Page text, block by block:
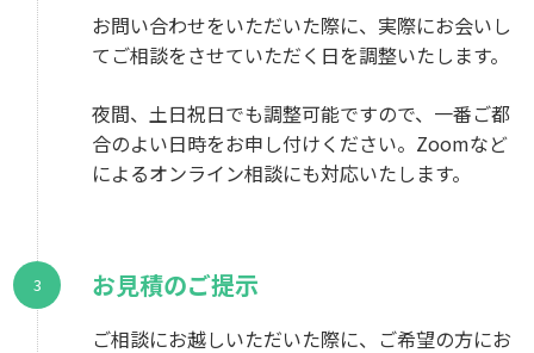
お問い合わせをいただいた際に、実際にお会いし
てご相談をさせていただく日を調整いたします。
夜間、土日祝日でも調整可能ですので、一番ご都
合のよい日時をお申し付けください。Zoomなど
によるオンライン相談にも対応いたします。
お見積のご提示
ご相談にお越しいただいた際に、ご希望の方にお